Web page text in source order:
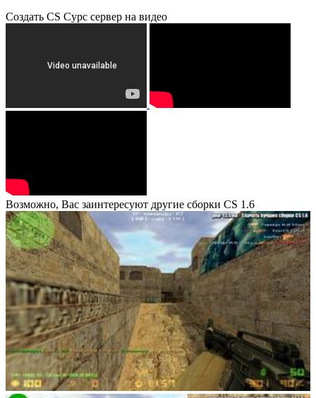
Создать CS Cурс сервер на видео
Возможно, Вас заинтересуют другие сборки CS 1.6